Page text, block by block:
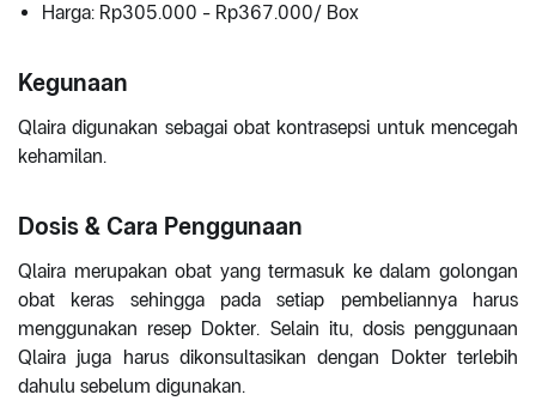
Harga: Rp305.000 - Rp367.000/ Box
Kegunaan
Qlaira digunakan sebagai obat kontrasepsi untuk mencegah
kehamilan.
Dosis & Cara Penggunaan
Qlaira merupakan obat yang termasuk ke dalam golongan
obat keras sehingga pada setiap pembeliannya harus
menggunakan resep Dokter. Selain itu, dosis penggunaan
Qlaira juga harus dikonsultasikan dengan Dokter terlebih
dahulu sebelum digunakan.